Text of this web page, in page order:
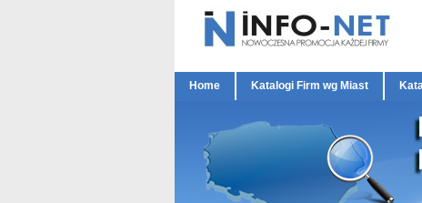
Home Katalogi Firm wg Miast